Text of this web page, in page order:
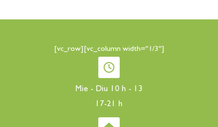
[vc_row][vc_column width="1/3"]
Mie - Diu 10 h - 13
17-21 h